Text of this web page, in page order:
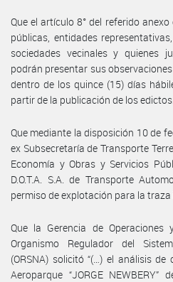
Que el artículo 8° del referido
públicas, entidades
sociedades vecinales y quienes
podrán presentar sus
dentro de los quince (15) días
partir de la publicación de los edictos.
Que mediante la disposición 10 de
ex Subsecretaría de Transporte
Economía y Obras y Servicios
D.O.T.A. S.A. de Transporte
permiso de explotación para la
Que la Gerencia de Operaciones
Organismo Regulador del
(ORSNA) solicitó “(…) el análisis
Aeroparque “JORGE NEWBERY”